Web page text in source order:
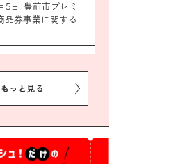
5日 豊前市プレミ
品券事業に関する
者募集
駅伝」出場選手募
もっと見る